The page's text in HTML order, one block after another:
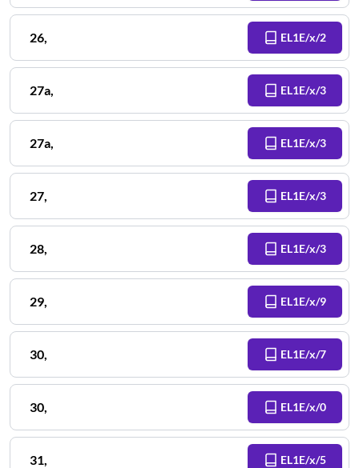
26, EL1E/x/2
27a, EL1E/x/3
27a, EL1E/x/3
27, EL1E/x/3
28, EL1E/x/3
29, EL1E/x/9
30, EL1E/x/7
30, EL1E/x/0
31, EL1E/x/5